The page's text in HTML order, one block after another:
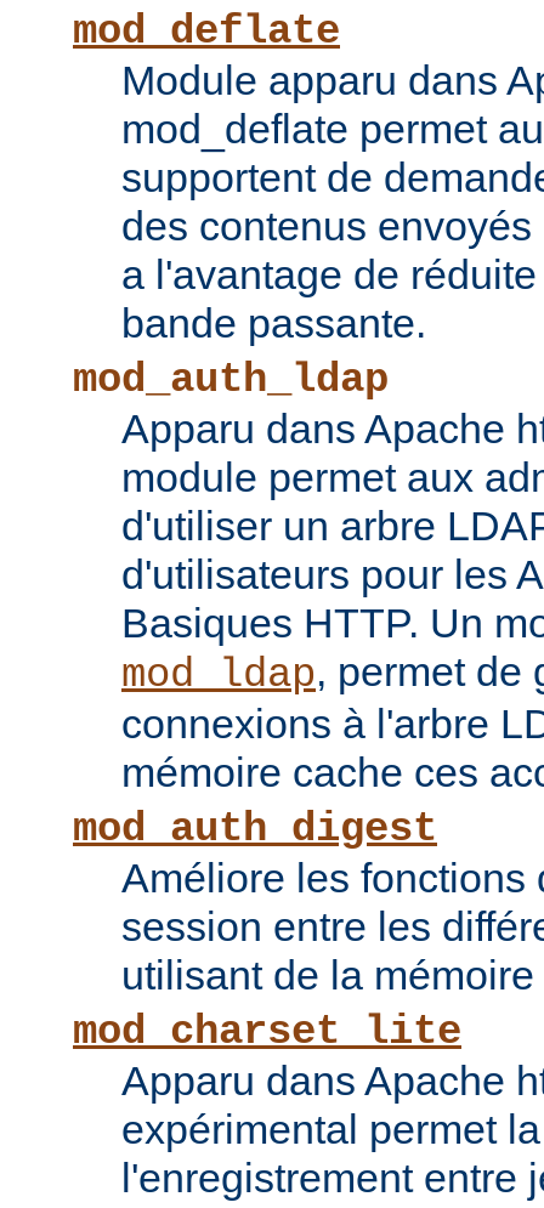
mod_deflate
Module apparu dans
mod_deflate permet
supportent de
des contenus
a l'avantage de
bande passante.
mod_auth_ldap
Apparu dans Apache
module permet aux
d'utiliser un arbre
d'utilisateurs pour les
Basiques HTTP. Un
mod_ldap, permet de
connexions à l'arbre
mémoire cache ces
mod_auth_digest
Améliore les fonctions
session entre les
utilisant de la
mod_charset_lite
Apparu dans Apache
expérimental permet
l'enregistrement entre